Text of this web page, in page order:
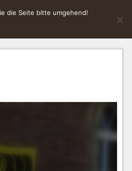
die Seite bitte umgehend!